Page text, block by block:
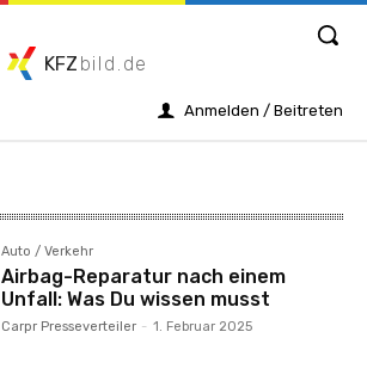
KFZ bild.de
Anmelden / Beitreten
Auto / Verkehr
Airbag-Reparatur nach einem
Unfall: Was Du wissen musst
Carpr Presseverteiler - 1. Februar 2025